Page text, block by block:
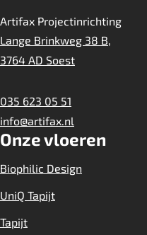
Artifax Projectinrichting
Lange Brinkweg 38 B,
3764 AD Soest
035 623 05 51
info@artifax.nl
Onze vloeren
Biophilic Design
UniQ Tapijt
Tapijt